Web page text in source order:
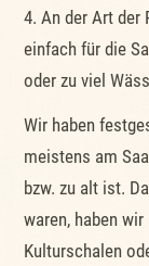
4. An der Art der
einfach für die
oder zu viel
Wir haben
meistens am
bzw. zu alt ist.
waren, haben
Kulturschalen